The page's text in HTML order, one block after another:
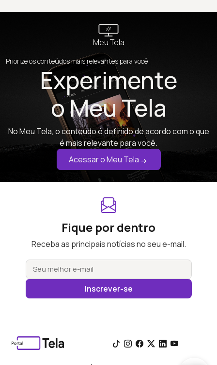
Meu Tela
Priorize os conteúdos mais relevantes para você
Experimente
o Meu Tela
No Meu Tela, o conteúdo é definido de acordo com o que
é mais relevante para você.
Acessar o Meu Tela
Fique por dentro
Receba as principais notícias no seu e-mail.
Inscrever-se